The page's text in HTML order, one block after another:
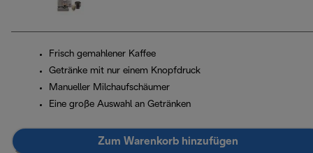
Frisch gemahlener Kaffee
Getränke mit nur einem Knopfdruck
Manueller Milchaufschäumer
Eine große Auswahl an Getränken
Zum Warenkorb hinzufügen